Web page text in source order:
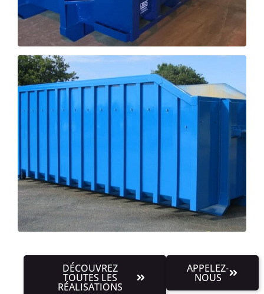
DÉCOUVREZ
TOUTES LES
RÉALISATIONS
APPELEZ-
NOUS